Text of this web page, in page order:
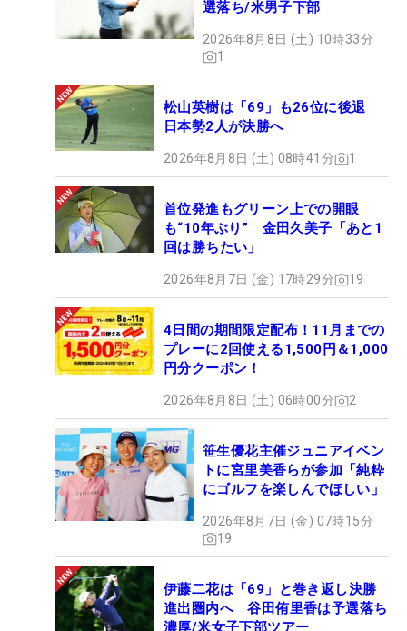
選落ち/米男子下部
2026年8月8日 (土) 10時33分
1
松山英樹は「69」も26位に後退
日本勢2人が決勝へ
2026年8月8日 (土) 08時41分 1
首位発進もグリーン上での開眼
も“10年ぶり” 金田久美子「あと1
回は勝ちたい」
2026年8月7日 (金) 17時29分 19
4日間の期間限定配布！11月までの
プレーに2回使える1,500円＆1,000
円分クーポン！
2026年8月8日 (土) 06時00分 2
笹生優花主催ジュニアイベン
トに宮里美香らが参加「純粋
にゴルフを楽しんでほしい」
2026年8月7日 (金) 07時15分
19
伊藤二花は「69」と巻き返し決勝
進出圏内へ 谷田侑里香は予選落ち
濃厚/米女子下部ツアー